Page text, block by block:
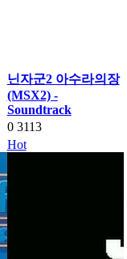
닌자군2 아수라의장
(MSX2) -
Soundtrack
0 3113
Hot